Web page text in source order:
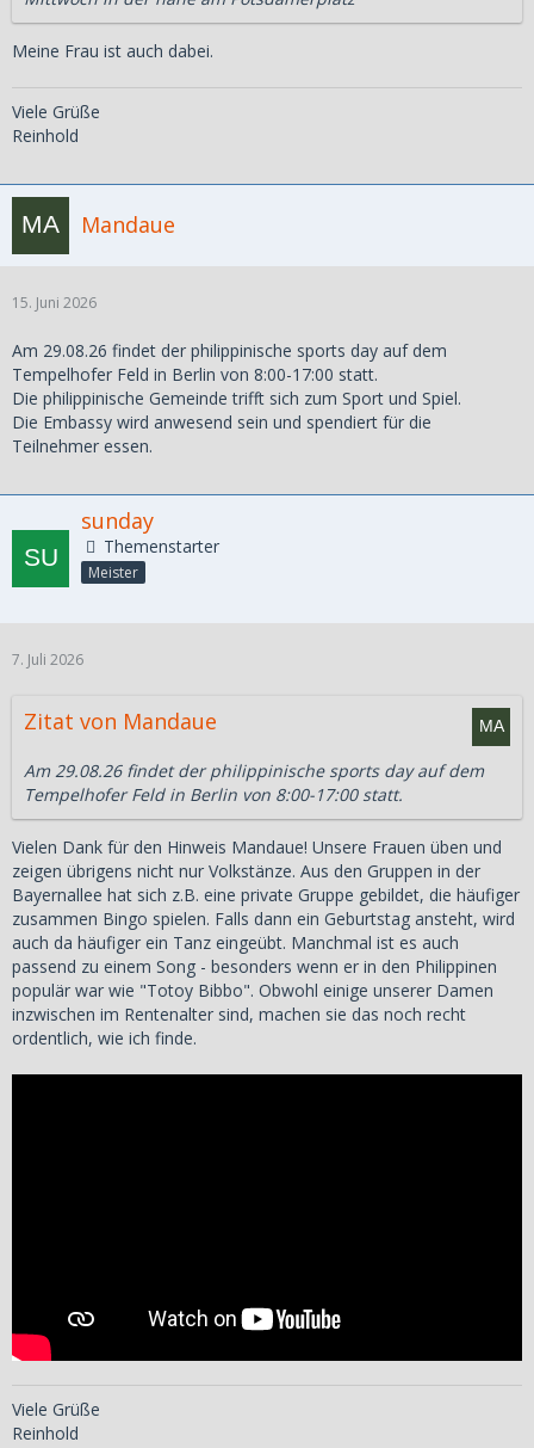
Meine Frau ist auch dabei.
Viele Grüße
Reinhold
Mandaue
15. Juni 2026
Am 29.08.26 findet der philippinische sports day auf dem
Tempelhofer Feld in Berlin von 8:00-17:00 statt.
Die philippinische Gemeinde trifft sich zum Sport und Spiel.
Die Embassy wird anwesend sein und spendiert für die
Teilnehmer essen.
sunday
Themenstarter
Meister
7. Juli 2026
Zitat von Mandaue
Am 29.08.26 findet der philippinische sports day auf dem
Tempelhofer Feld in Berlin von 8:00-17:00 statt.
Vielen Dank für den Hinweis Mandaue! Unsere Frauen üben und
zeigen übrigens nicht nur Volkstänze. Aus den Gruppen in der
Bayernallee hat sich z.B. eine private Gruppe gebildet, die häufiger
zusammen Bingo spielen. Falls dann ein Geburtstag ansteht, wird
auch da häufiger ein Tanz eingeübt. Manchmal ist es auch
passend zu einem Song - besonders wenn er in den Philippinen
populär war wie "Totoy Bibbo". Obwohl einige unserer Damen
inzwischen im Rentenalter sind, machen sie das noch recht
ordentlich, wie ich finde.
Viele Grüße
Reinhold